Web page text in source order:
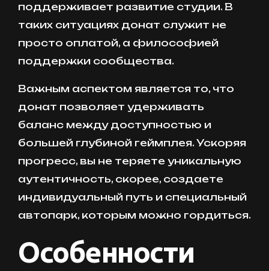
поддерживает развитие студии. В
таких ситуациях донат служит не
просто оплатой, а философией
поддержки сообщества.
Важным аспектом является то, что
донат позволяет удерживать
баланс между доступностью и
большей глубиной геймплея. Ускоряя
прогресс, вы не теряете уникальную
аутентичность, скорее, создаете
индивидуальный путь и специальный
автопарк, которым можно гордиться.
Особенности